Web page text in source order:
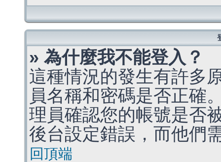
» 為什麼我不能登入？
這種情況的發生有許多
員名稱和密碼是否正確
理員確認您的帳號是否
後台設定錯誤，而他們
回頂端